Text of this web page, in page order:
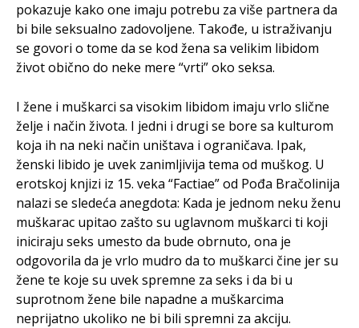
pokazuje kako one imaju potrebu za više partnera da
bi bile seksualno zadovoljene. Takođe, u istraživanju
se govori o tome da se kod žena sa velikim libidom
život obično do neke mere “vrti” oko seksa.
I žene i muškarci sa visokim libidom imaju vrlo slične
želje i način života. I jedni i drugi se bore sa kulturom
koja ih na neki način uništava i ograničava. Ipak,
ženski libido je uvek zanimljivija tema od muškog. U
erotskoj knjizi iz 15. veka “Factiae” od Pođa Bračolinija
nalazi se sledeća anegdota: Kada je jednom neku ženu
muškarac upitao zašto su uglavnom muškarci ti koji
iniciraju seks umesto da bude obrnuto, ona je
odgovorila da je vrlo mudro da to muškarci čine jer su
žene te koje su uvek spremne za seks i da bi u
suprotnom žene bile napadne a muškarcima
neprijatno ukoliko ne bi bili spremni za akciju.